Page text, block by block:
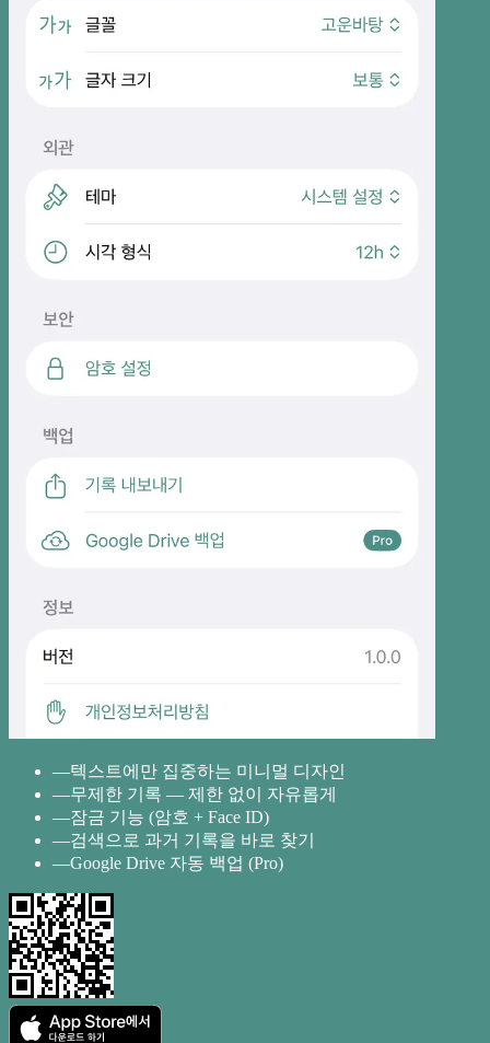
—텍스트에만 집중하는 미니멀 디자인
—무제한 기록 — 제한 없이 자유롭게
—잠금 기능 (암호 + Face ID)
—검색으로 과거 기록을 바로 찾기
—Google Drive 자동 백업 (Pro)